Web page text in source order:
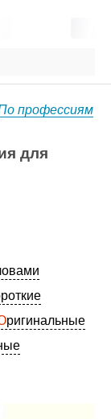
профессиям
для
Оригинальные